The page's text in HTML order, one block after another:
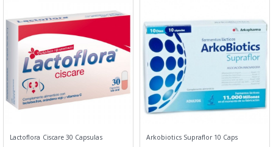
Lactoflora Ciscare 30 Capsulas Arkobiotics Supraflor 10 Caps